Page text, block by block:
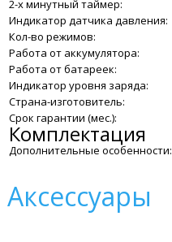
2-х минутный таймер:
Индикатор датчика давления:
Кол-во режимов:
Работа от аккумулятора:
Работа от батареек:
Индикатор уровня заряда:
Страна-изготовитель:
Срок гарантии (мес.):
Комплектация
Дополнительные особенности:
Аксессуары